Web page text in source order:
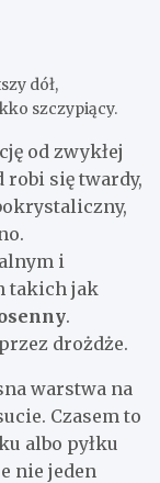
dół,
szczypiący.
od zwykłej
się twardy,
i
takich jak
.
drożdże.
warstwa na
Czasem to
albo pyłku
nie jeden